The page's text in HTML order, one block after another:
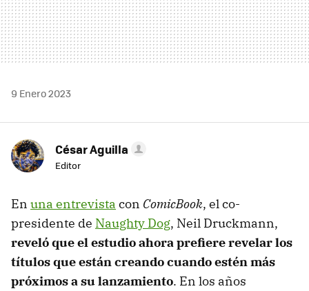
9 Enero 2023
César Aguilla
Editor
En una entrevista con ComicBook, el co-
presidente de Naughty Dog, Neil Druckmann,
reveló que el estudio ahora prefiere revelar los
títulos que están creando cuando estén más
próximos a su lanzamiento. En los años